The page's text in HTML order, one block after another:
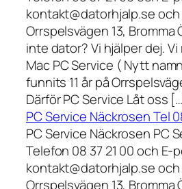
kontakt@datorhjalp.se och
Orrspelsvägen 13,
inte dator? Vi hjälper dej.
Mac PC Service ( Nytt
funnits 11 år på
Därför PC Service Låt oss
PC Service Näckrosen Tel
PC Service Näckrosen PC
Telefon 08 37 21 00 och E-
kontakt@datorhjalp.se och
Orrspelsvägen 13,